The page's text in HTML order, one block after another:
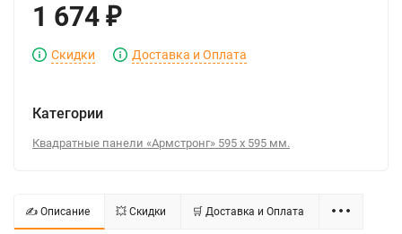
1 674 ₽
Скидки Доставка и Оплата
Категории
Квадратные панели «Армстронг» 595 x 595 мм.
✍ Описание 💥 Скидки 🛒 Доставка и Оплата